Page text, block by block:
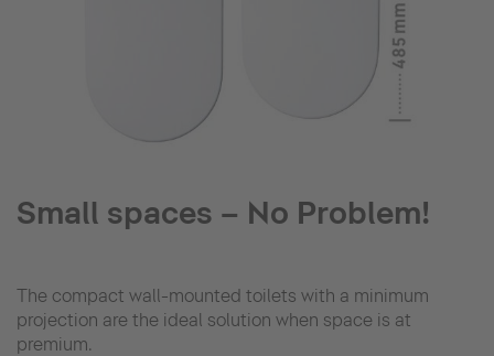
Small spaces – No Problem!
The compact wall-mounted toilets with a minimum
projection are the ideal solution when space is at
premium.